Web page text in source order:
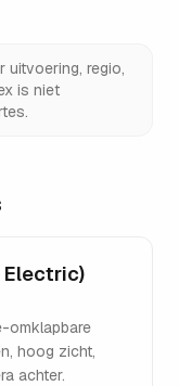
uitvoering, regio,
is niet
Electric)
omklapbare
hoog zicht,
achter.